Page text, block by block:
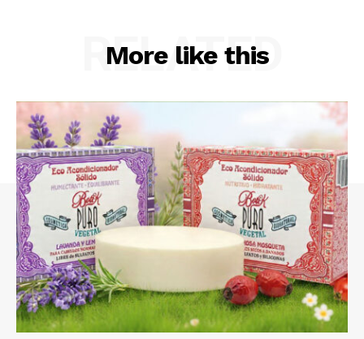
More like this
RELATED